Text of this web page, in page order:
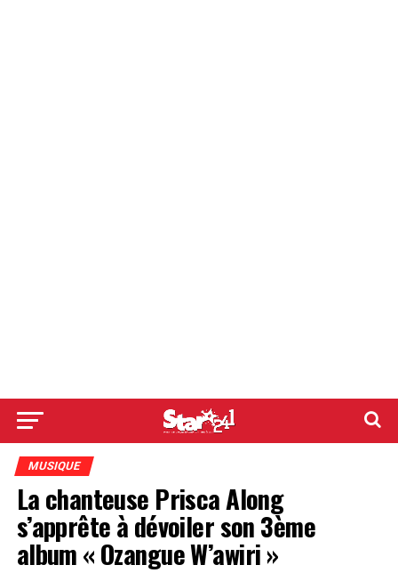
MUSIQUE
La chanteuse Prisca Along
s’apprête à dévoiler son 3ème
album « Ozangue W’awiri »